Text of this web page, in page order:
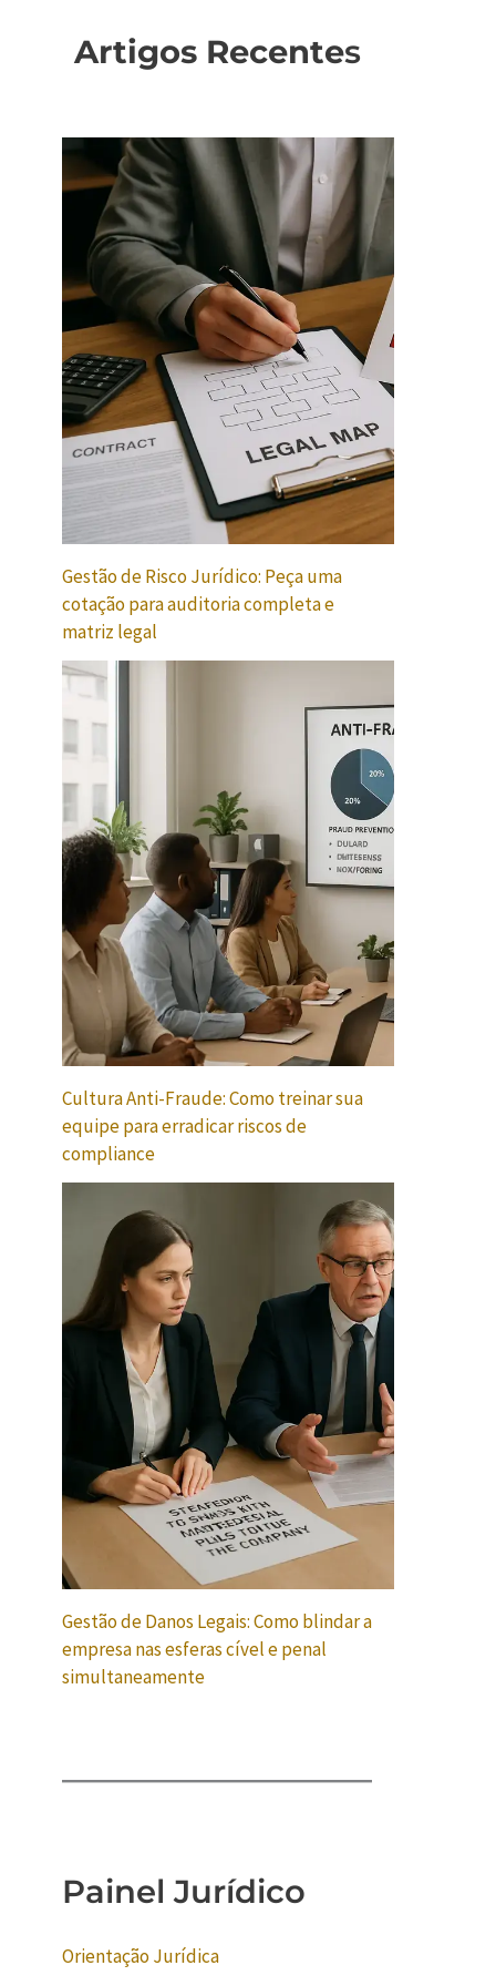
Artigos Recentes
Gestão de Risco Jurídico: Peça uma
cotação para auditoria completa e
matriz legal
Cultura Anti-Fraude: Como treinar sua
equipe para erradicar riscos de
compliance
Gestão de Danos Legais: Como blindar a
empresa nas esferas cível e penal
simultaneamente
Painel Jurídico
Orientação Jurídica